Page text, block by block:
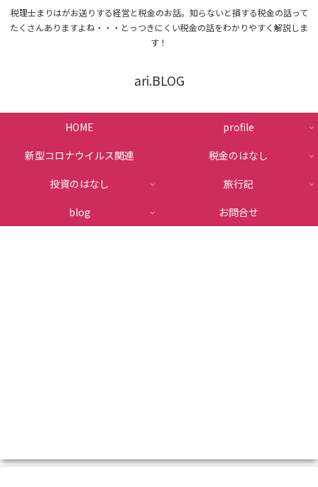
税理士まりはがお送りする経営と税金のお話。知らないと損する税金の話って
たくさんありますよね・・・とっつきにくい税金の話をわかりやすく解説しま
す！
ari.BLOG
HOME
profile
新型コロナウイルス関連
税金のはなし
投資のはなし
旅行記
blog
お問合せ